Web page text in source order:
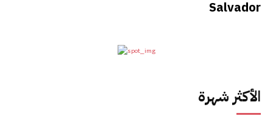
Salvador
الأكثر شهرة